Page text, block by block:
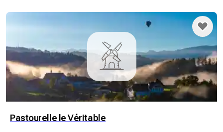
Pastourelle le Véritable